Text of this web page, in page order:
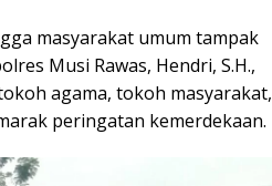
masyarakat umum tampak
Musi Rawas, Hendri, S.H.,
agama, tokoh masyarakat,
peringatan kemerdekaan.